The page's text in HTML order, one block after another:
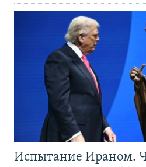
Испытание Ираном.